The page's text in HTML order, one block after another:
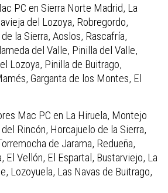
PC en Sierra Norte Madrid, La
del Lozoya, Robregordo,
la Sierra, Aoslos, Rascafría,
del Valle, Pinilla del Valle,
Lozoya, Pinilla de Buitrago,
Garganta de los Montes, El
Mac PC en La Hiruela, Montejo
Rincón, Horcajuelo de la Sierra,
de Jarama, Redueña,
El Vellón, El Espartal, Bustarviejo, La
Lozoyuela, Las Navas de Buitrago,